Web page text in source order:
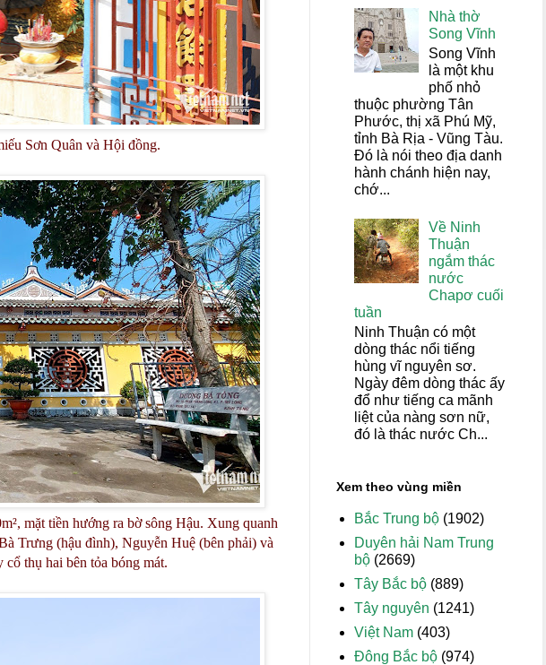
Sơn Quân và Hội đồng.
mặt tiền hướng ra bờ sông Hậu. Xung quanh
Trưng (hậu đình), Nguyễn Huệ (bên phải) và
thụ hai bên tỏa bóng mát.
Nhà thờ
Song Vĩnh
Song Vĩnh
là một khu
phố nhỏ
thuộc phường Tân
Phước, thị xã Phú Mỹ,
tỉnh Bà Rịa - Vũng Tàu.
Đó là nói theo địa danh
hành chánh hiện nay,
chớ...
Về Ninh
Thuận
ngắm thác
nước
Chapơ cuối
tuần
Ninh Thuận có một
dòng thác nổi tiếng
hùng vĩ nguyên sơ.
Ngày đêm dòng thác ấy
đổ như tiếng ca mãnh
liệt của nàng sơn nữ,
đó là thác nước Ch...
Xem theo vùng miền
Bắc Trung bộ (1902)
Duyên hải Nam Trung
bộ (2669)
Tây Bắc bộ (889)
Tây nguyên (1241)
Việt Nam (403)
Đông Bắc bộ (974)